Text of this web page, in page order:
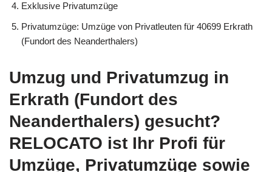
Exklusive Privatumzüge
Privatumzüge: Umzüge von Privatleuten für 40699 Erkrath
(Fundort des Neanderthalers)
Umzug und Privatumzug in
Erkrath (Fundort des
Neanderthalers) gesucht?
RELOCATO ist Ihr Profi für
Umzüge, Privatumzüge sowie